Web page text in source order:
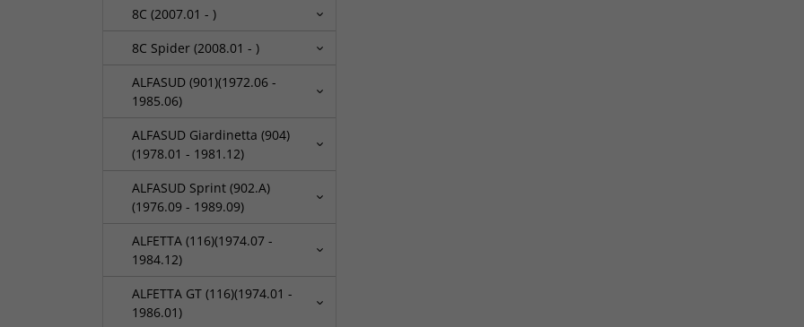
8C (2007.01 - )
8C Spider (2008.01 - )
ALFASUD (901)(1972.06 -
1985.06)
ALFASUD Giardinetta (904)
(1978.01 - 1981.12)
ALFASUD Sprint (902.A)
(1976.09 - 1989.09)
ALFETTA (116)(1974.07 -
1984.12)
ALFETTA GT (116)(1974.01 -
1986.01)